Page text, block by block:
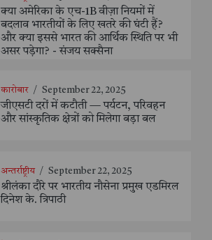
क्या अमेरिका के एच-1B वीज़ा नियमों में
बदलाव भारतीयों के लिए खतरे की घंटी हैं?
और क्या इससे भारत की आर्थिक स्थिति पर भी
असर पड़ेगा? - संजय सक्सैना
कारोबार / September 22, 2025
जीएसटी दरों में कटौती — पर्यटन, परिवहन
और सांस्कृतिक क्षेत्रों को मिलेगा बड़ा बल
अन्तर्राष्ट्रीय / September 22, 2025
श्रीलंका दौरे पर भारतीय नौसेना प्रमुख एडमिरल
दिनेश के. त्रिपाठी